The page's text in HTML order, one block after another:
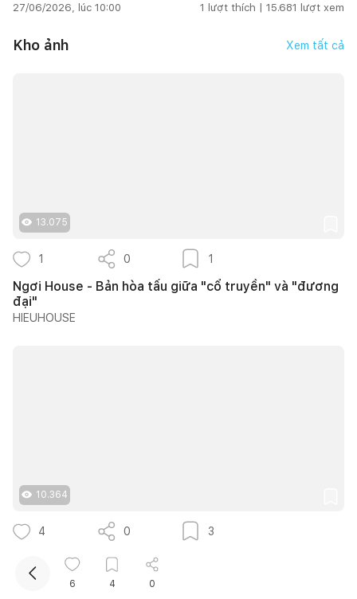
27/06/2026, lúc 10:00 1 lượt thích | 15.681 lượt xem
Kho ảnh Xem tất cả
13.075
1 0 1
Ngơi House - Bản hòa tấu giữa "cổ truyền" và "đương
đại"
HIEUHOUSE
10.364
4 0 3
25 mẫu bàn làm việc dưới gầm cầu thang đẹp giúp tận
dụng diện tích tưởng chừng bị bỏ quên
Quân Hoàng
6 4 0